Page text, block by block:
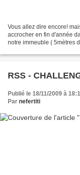
Vous allez dire encore!
accrocher en fin d'année
notre immeuble ( 5mètres
RSS -
Publié le 18/11/2009 à
Par nefertiti